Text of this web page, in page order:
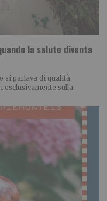
la salute diventa
si parlava di qualità
esclusivamente sulla